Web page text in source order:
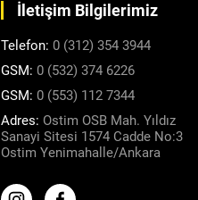
İletişim Bilgilerimiz
Telefon: 0 (312) 354 3944
GSM: 0 (532) 374 6226
GSM: 0 (553) 112 7344
Adres: Ostim OSB Mah. Yıldız
Sanayi Sitesi 1574 Cadde No:3
Ostim Yenimahalle/Ankara